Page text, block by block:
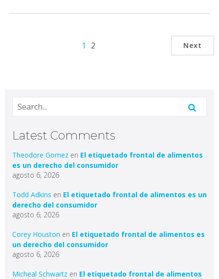
1 2 Next
Latest Comments
Theodore Gomez en El etiquetado frontal de alimentos
es un derecho del consumidor
agosto 6, 2026
Todd Adkins en El etiquetado frontal de alimentos es un
derecho del consumidor
agosto 6, 2026
Corey Houston en El etiquetado frontal de alimentos es
un derecho del consumidor
agosto 6, 2026
Micheal Schwartz en El etiquetado frontal de alimentos